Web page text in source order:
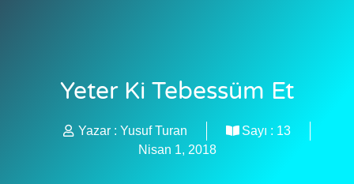
Yeter Ki Tebessüm Et
Yazar : Yusuf Turan Sayı : 13
Nisan 1, 2018